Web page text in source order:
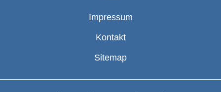
Impressum
Kontakt
Sitemap